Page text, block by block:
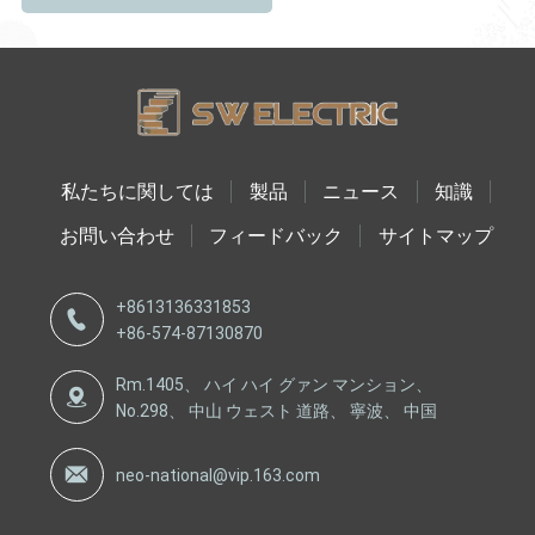
私たちに関しては 製品 ニュース
知識
お問い合わせ
フィードバック サイトマップ
+8613136331853
+86-574-87130870
Rm.1405、 ハイ ハイ グァン マンション、
No.298、 中山 ウェスト 道路、 寧波、 中国
neo-national@vip.163.com